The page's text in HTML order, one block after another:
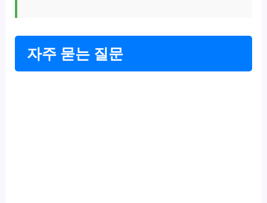
자주 묻는 질문